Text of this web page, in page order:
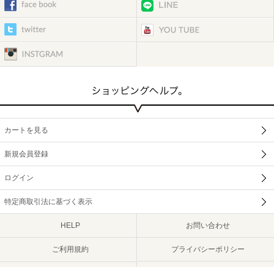
カートを見る
新規会員登録
ログイン
特定商取引法に基づく表示
HELP お問い合わせ
ご利用規約 プライバシーポリシー